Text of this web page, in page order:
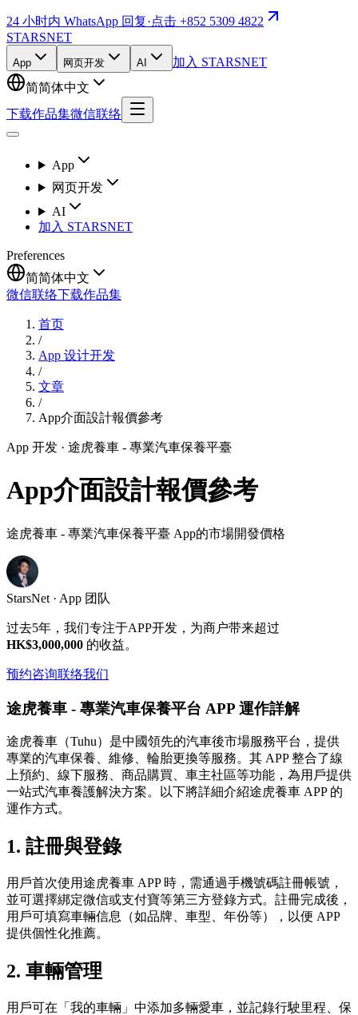
24 小时内 WhatsApp 回复·点击 +852 5309 4822
STARSNET
App 网页开发 AI
加入 STARSNET
简简体中文
下载作品集微信联络
App
网页开发
AI
加入 STARSNET
Preferences
简简体中文
微信联络下载作品集
首页
/
App 设计开发
/
文章
/
App介面設計報價參考
App 开发 · 途虎養車 - 專業汽車保養平臺
App介面設計報價參考
途虎養車 - 專業汽車保養平臺 App的市場開發價格
StarsNet · App 团队
过去5年，我们专注于APP开发，为商户带来超过
HK$3,000,000 的收益。
预约咨询联络我们
途虎養車 - 專業汽車保養平台 APP 運作詳解
途虎養車（Tuhu）是中國領先的汽車後市場服務平台，提供
專業的汽車保養、維修、輪胎更換等服務。其 APP 整合了線
上預約、線下服務、商品購買、車主社區等功能，為用戶提供
一站式汽車養護解決方案。以下將詳細介紹途虎養車 APP 的
運作方式。
1. 註冊與登錄
用戶首次使用途虎養車 APP 時，需通過手機號碼註冊帳號，
並可選擇綁定微信或支付寶等第三方登錄方式。註冊完成後，
用戶可填寫車輛信息（如品牌、車型、年份等），以便 APP
提供個性化推薦。
2. 車輛管理
用戶可在「我的車輛」中添加多輛愛車，並記錄行駛里程、保